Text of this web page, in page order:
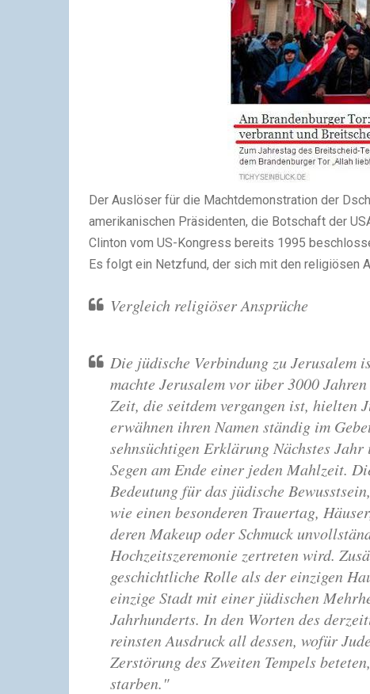
Der Auslöser für die Machtdemonstration der
amerikanischen Präsidenten, die Botschaft der
Clinton vom US-Kongress bereits 1995
Es folgt ein Netzfund, der sich mit den religiösen
Vergleich religiöser Ansprüche
Die jüdische Verbindung zu Jerusalem
machte Jerusalem vor über 3000
Zeit, die seitdem vergangen ist, hielten
erwähnen ihren Namen ständig im
sehnsüchtigen Erklärung Nächstes
Segen am Ende einer jeden Mahlzeit.
Bedeutung für das jüdische
wie einen besonderen Trauertag,
deren Makeup oder Schmuck
Hochzeitszeremonie zertreten wird.
geschichtliche Rolle als der einzigen
einzige Stadt mit einer jüdischen
Jahrhunderts. In den Worten des
reinsten Ausdruck all dessen, wofür
Zerstörung des Zweiten Tempels
starben."